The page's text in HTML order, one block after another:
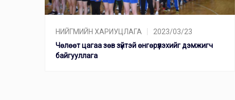
НИЙГМИЙН ХАРИУЦЛАГА
2023/03/23
Чөлөөт цагаа зөв зүйтэй өнгөрүүлэхийг дэмжигч
байгууллага